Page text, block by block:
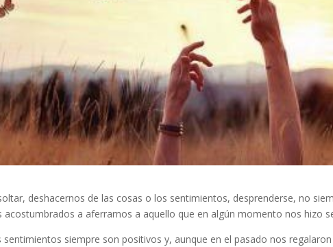
deshacernos de las cosas o los sentimientos, desprenderse, no
a aferrarnos a aquello que en algún momento nos hizo
siempre son positivos y, aunque en el pasado nos